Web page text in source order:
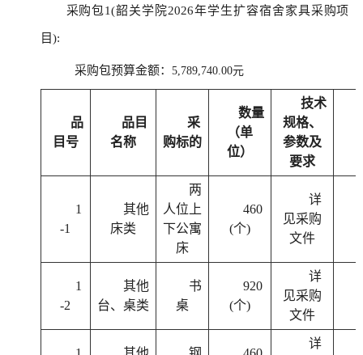
采购包1(韶关学院2026年学生扩容宿舍家具采购项
目):
采购包预算金额： 5,789,740.00元
品
目号
品目
名称
采
购标的
数量
（单
位）
技术
规格、
参数及
要求
1
-1
其他
床类
两
人位上
下公寓
床
460
(个)
详
见采购
文件
1
-2
其他
台、桌类
书
桌
920
(个)
详
见采购
文件
详